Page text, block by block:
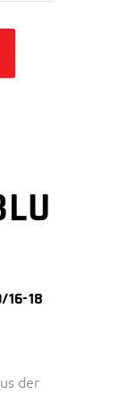
16-18
der